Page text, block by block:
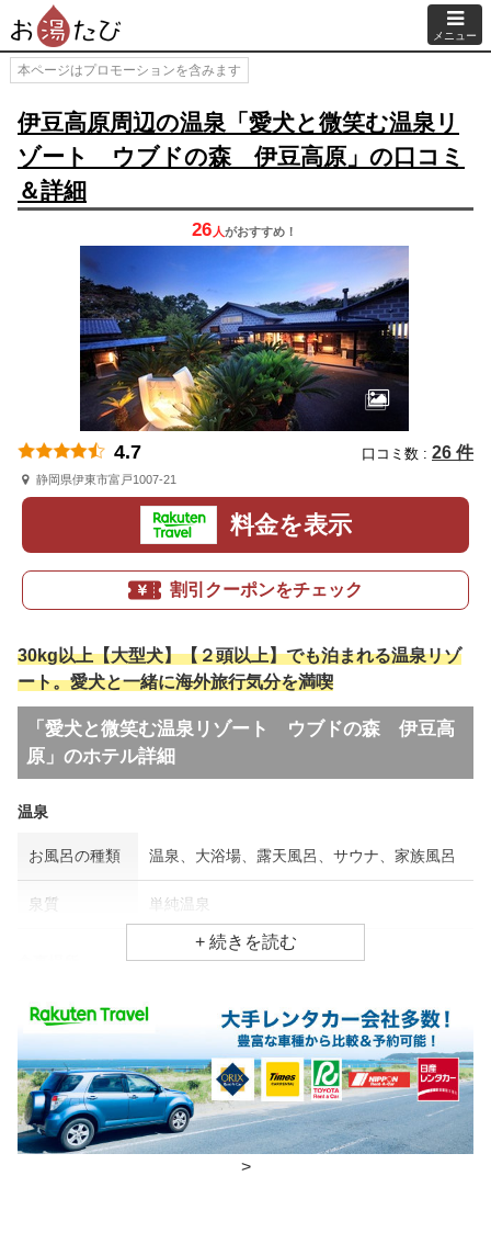
メニュー
本ページはプロモーションを含みます
伊豆高原周辺の温泉「愛犬と微笑む温泉リ
ゾート ウブドの森 伊豆高原」の口コミ
＆詳細
26 人がおすすめ！
4.7 口コミ数 : 26 件
静岡県伊東市富戸1007-21
料金を表示
割引クーポンをチェック
30kg以上【大型犬】【２頭以上】でも泊まれる温泉リゾ
ート。愛犬と一緒に海外旅行気分を満喫
「愛犬と微笑む温泉リゾート ウブドの森 伊豆高
原」のホテル詳細
温泉
お風呂の種類 温泉、大浴場、露天風呂、サウナ、家族風呂
泉質 単純温泉
朝食 レストラン
夕食 レストラン
チェックイン・チェックアウト時間
チェックイン 15:00(最終チェックイン：19:00)
>